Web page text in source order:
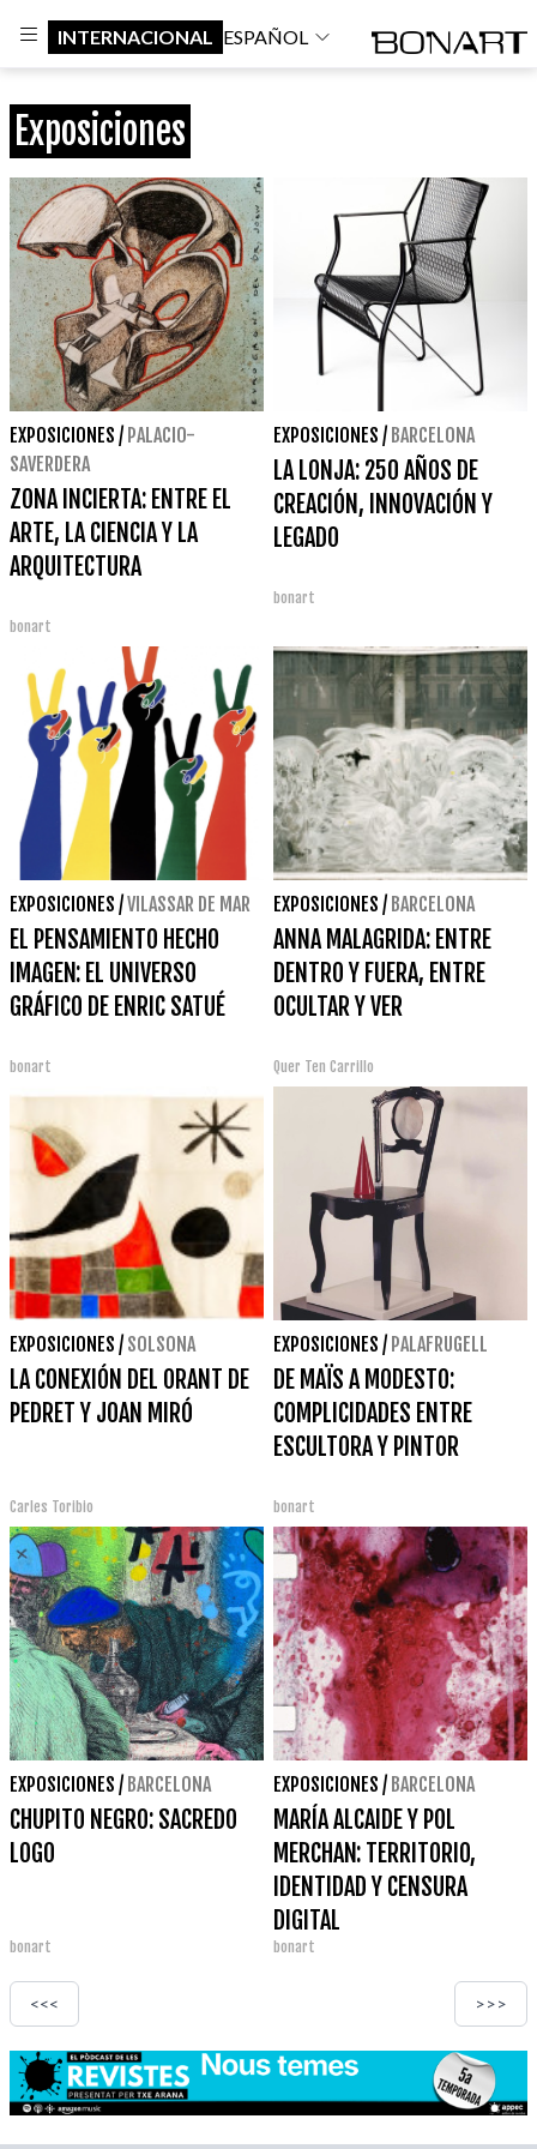
INTERNACIONAL ESPAÑOL
Exposiciones
EXPOSICIONES / PALACIO-
SAVERDERA
ZONA INCIERTA: ENTRE EL
ARTE, LA CIENCIA Y LA
ARQUITECTURA
bonart
EXPOSICIONES / BARCELONA
LA LONJA: 250 AÑOS DE
CREACIÓN, INNOVACIÓN Y
LEGADO
bonart
EXPOSICIONES /VILASSAR DE MAR
EL PENSAMIENTO HECHO
IMAGEN: EL UNIVERSO
GRÁFICO DE ENRIC SATUÉ
bonart
EXPOSICIONES / BARCELONA
ANNA MALAGRIDA: ENTRE
DENTRO Y FUERA, ENTRE
OCULTAR Y VER
Quer Ten Carrillo
EXPOSICIONES / SOLSONA
LA CONEXIÓN DEL ORANT DE
PEDRET Y JOAN MIRÓ
Carles Toribio
EXPOSICIONES / PALAFRUGELL
DE MAÏS A MODESTO:
COMPLICIDADES ENTRE
ESCULTORA Y PINTOR
bonart
EXPOSICIONES / BARCELONA
CHUPITO NEGRO: SACREDO
LOGO
bonart
EXPOSICIONES / BARCELONA
MARÍA ALCAIDE Y POL
MERCHAN: TERRITORIO,
IDENTIDAD Y CENSURA
DIGITAL
bonart
<<< >>>